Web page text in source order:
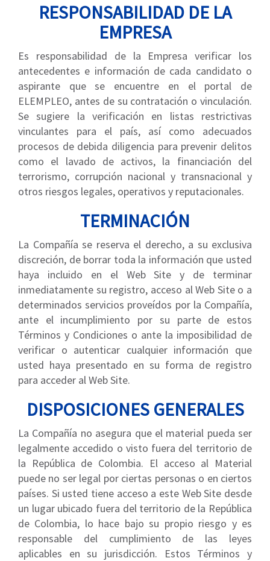
RESPONSABILIDAD DE LA
EMPRESA
Es responsabilidad de la Empresa verificar los
antecedentes e información de cada candidato o
aspirante que se encuentre en el portal de
ELEMPLEO, antes de su contratación o vinculación.
Se sugiere la verificación en listas restrictivas
vinculantes para el país, así como adecuados
procesos de debida diligencia para prevenir delitos
como el lavado de activos, la financiación del
terrorismo, corrupción nacional y transnacional y
otros riesgos legales, operativos y reputacionales.
TERMINACIÓN
La Compañía se reserva el derecho, a su exclusiva
discreción, de borrar toda la información que usted
haya incluido en el Web Site y de terminar
inmediatamente su registro, acceso al Web Site o a
determinados servicios proveídos por la Compañía,
ante el incumplimiento por su parte de estos
Términos y Condiciones o ante la imposibilidad de
verificar o autenticar cualquier información que
usted haya presentado en su forma de registro
para acceder al Web Site.
DISPOSICIONES GENERALES
La Compañía no asegura que el material pueda ser
legalmente accedido o visto fuera del territorio de
la República de Colombia. El acceso al Material
puede no ser legal por ciertas personas o en ciertos
países. Si usted tiene acceso a este Web Site desde
un lugar ubicado fuera del territorio de la República
de Colombia, lo hace bajo su propio riesgo y es
responsable del cumplimiento de las leyes
aplicables en su jurisdicción. Estos Términos y